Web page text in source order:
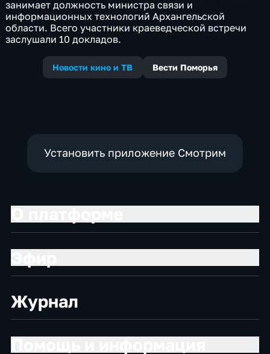
занимает должность министра связи и
информационных технологий Архангельской
области. Всего участники краеведческой встречи
заслушали 10 докладов.
Новости кино и ТВ Вести Поморья
Установить приложение Смотрим
Журнал